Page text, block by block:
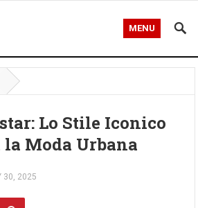
MENU
Lo Stile Iconico
Moda Urbana
30, 2025